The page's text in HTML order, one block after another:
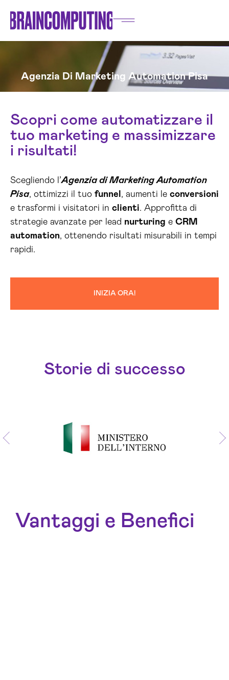
Agenzia Di Marketing Automation Pisa
Scopri come automatizzare il
tuo marketing e massimizzare
i risultati!
Scegliendo l’Agenzia di Marketing Automation
Pisa, ottimizzi il tuo funnel , aumenti le conversioni
e trasformi i visitatori in clienti. Approfitta di
strategie avanzate per lead nurturing e CRM
automation, ottenendo risultati misurabili in tempi
rapidi.
INIZIA ORA!
Storie di successo
Vantaggi e Benefici